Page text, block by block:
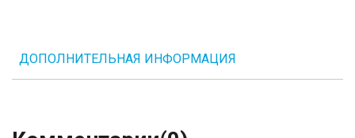
ДОПОЛНИТЕЛЬНАЯ ИНФОРМАЦИЯ